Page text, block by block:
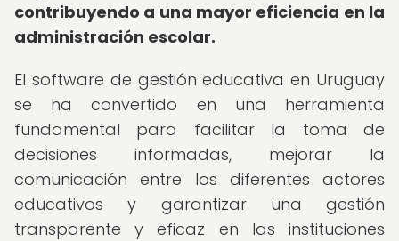
contribuyendo a una mayor eficiencia en la
administración escolar.
El software de gestión educativa en Uruguay
se ha convertido en una herramienta
fundamental para facilitar la toma de
decisiones informadas, mejorar la
comunicación entre los diferentes actores
educativos y garantizar una gestión
transparente y eficaz en las instituciones